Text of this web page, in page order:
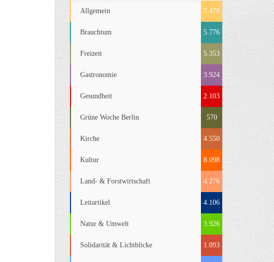
Allgemein 7.478
Brauchtum 5.776
Freizeit 5.353
Gastronomie 3.924
Gesundheit 2.103
Grüne Woche Berlin 570
Kirche 4.550
Kultur 8.098
Land- & Forstwirtschaft 4.276
Leitartikel 4.106
Natur & Umwelt 3.926
Solidarität & Lichtblicke 1.093